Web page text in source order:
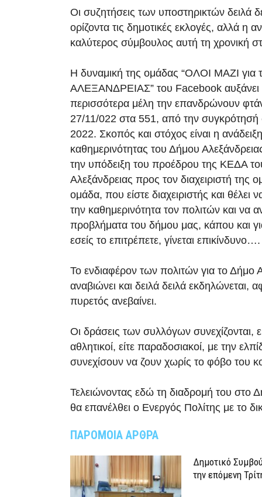
Οι συζητήσεις των υποστηρικτών δειλά
ορίζοντα τις δημοτικές εκλογές, αλλά η
καλύτερος σύμβουλος αυτή τη χρονική
Η δυναμική της ομάδας “ΟΛΟΙ ΜΑΖΙ
ΑΛΕΞΑΝΔΡΕΙΑΣ” του Facebook αυξάνει
περισσότερα μέλη την επανδρώνουν
27/11/022 στα 551, από την συγκρότησή
2022. Σκοπός και στόχος είναι η
καθημερινότητας του Δήμου
την υπόδειξη του προέδρου της ΚΕΔΑ
Αλεξάνδρειας προς τον διαχειριστή
ομάδα, που είστε διαχειριστής και θέλει
την καθημερινότητα τον πολιτών και να
προβλήματα του δήμου μας, κάπου και
εσείς το επιτρέπετε, γίνεται επικίνδυνο….
Το ενδιαφέρον των πολιτών για το Δήμο
αναβιώνει και δειλά δειλά εκδηλώνεται,
πυρετός ανεβαίνει.
Οι δράσεις των συλλόγων συνεχίζονται,
αθλητικοί, είτε παραδοσιακοί, με την
συνεχίσουν να ζουν χωρίς το φόβο του
Τελειώνοντας εδώ τη διαδρομή του στο
θα επανέλθει ο Ενεργός Πολίτης με το
ΠΑΡΟΜΟΙΑ ΑΡΘΡΑ
Δημοτικό
την επόμενη